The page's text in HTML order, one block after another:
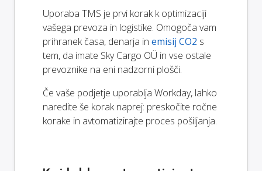
Uporaba TMS je prvi korak k optimizaciji
vašega prevoza in logistike. Omogoča vam
prihranek časa, denarja in emisij CO2 s
tem, da imate Sky Cargo OÜ in vse ostale
prevoznike na eni nadzorni plošči.
Če vaše podjetje uporablja Workday, lahko
naredite še korak naprej: preskočite ročne
korake in avtomatizirajte proces pošiljanja.